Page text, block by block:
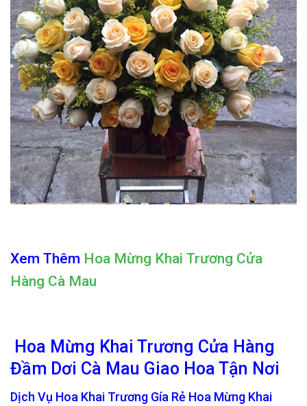
Xem Thêm Hoa Mừng Khai Trương Cửa
Hàng Cà Mau
Hoa Mừng Khai Trương Cửa Hàng
Đầm Dơi Cà Mau Giao Hoa Tận Nơi
Dịch Vụ Hoa Khai Trương Gía Rẻ Hoa Mừng Khai